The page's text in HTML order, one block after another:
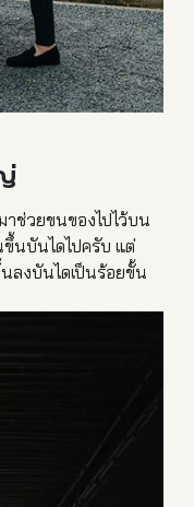
ช่วยขนของไปไว้บน
นบันไดไปครับ แต่
ลงบันไดเป็นร้อยขั้น